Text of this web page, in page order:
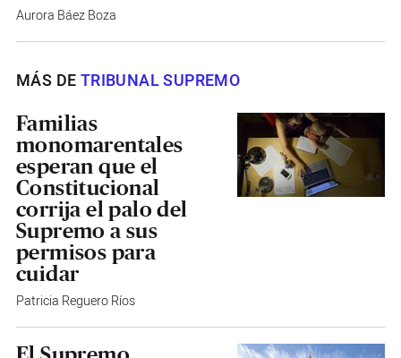
Aurora Báez Boza
MÁS DETRIBUNAL SUPREMO
Familias
monomarentales
esperan que el
Constitucional
corrija el palo del
Supremo a sus
permisos para
cuidar
Patricia Reguero Ríos